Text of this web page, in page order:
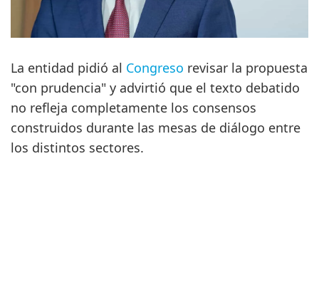
La entidad pidió al Congreso revisar la propuesta
"con prudencia" y advirtió que el texto debatido
no refleja completamente los consensos
construidos durante las mesas de diálogo entre
los distintos sectores.